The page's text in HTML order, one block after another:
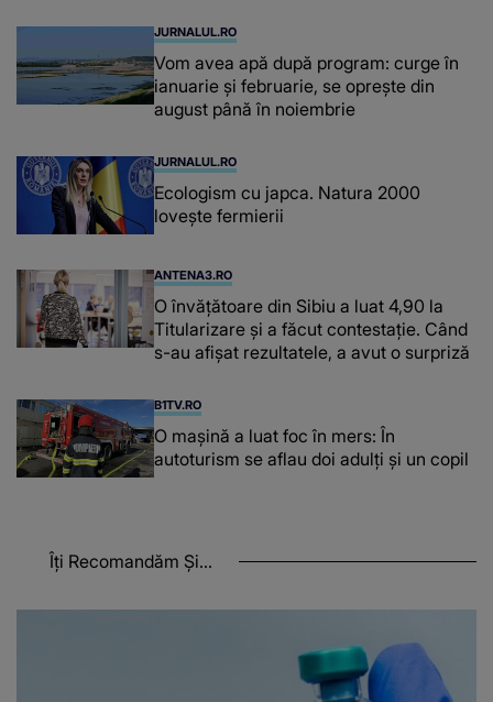
JURNALUL.RO
Vom avea apă după program: curge în
ianuarie și februarie, se oprește din
august până în noiembrie
JURNALUL.RO
Ecologism cu japca. Natura 2000
lovește fermierii
ANTENA3.RO
O învățătoare din Sibiu a luat 4,90 la
Titularizare și a făcut contestație. Când
s-au afișat rezultatele, a avut o surpriză
B1TV.RO
O maşină a luat foc în mers: În
autoturism se aflau doi adulți și un copil
Îți Recomandăm Și...